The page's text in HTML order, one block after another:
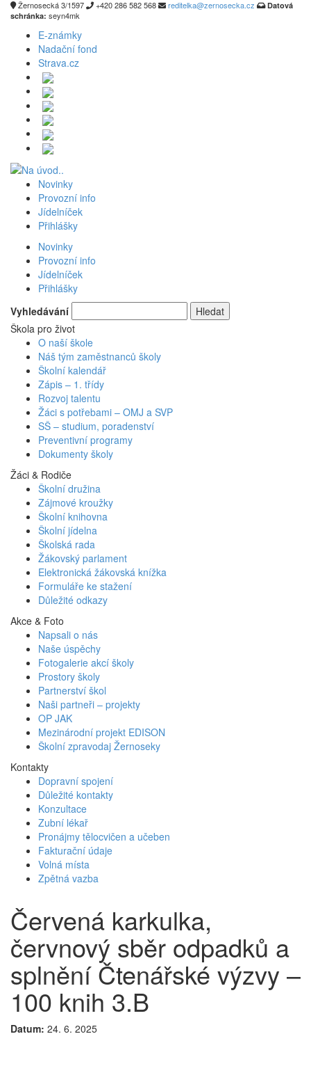
Žernosecká 3/1597 +420 286 582 568 reditelka@zernosecka.cz
Datová
schránka: seyn4mk
E-známky
Nadační fond
Strava.cz
Novinky
Provozní info
Jídelníček
Přihlášky
Novinky
Provozní info
Jídelníček
Přihlášky
Vyhledávání
Škola pro život
O naší škole
Náš tým zaměstnanců školy
Školní kalendář
Zápis – 1. třídy
Rozvoj talentu
Žáci s potřebami – OMJ a SVP
SŠ – studium, poradenství
Preventivní programy
Dokumenty školy
Žáci & Rodiče
Školní družina
Zájmové kroužky
Školní knihovna
Školní jídelna
Školská rada
Žákovský parlament
Elektronická žákovská knížka
Formuláře ke stažení
Důležité odkazy
Akce & Foto
Napsali o nás
Naše úspěchy
Fotogalerie akcí školy
Prostory školy
Partnerství škol
Naši partneři – projekty
OP JAK
Mezinárodní projekt EDISON
Školní zpravodaj Žernoseky
Kontakty
Dopravní spojení
Důležité kontakty
Konzultace
Zubní lékař
Pronájmy tělocvičen a učeben
Fakturační údaje
Volná místa
Zpětná vazba
Červená karkulka,
červnový sběr odpadků a
splnění Čtenářské výzvy –
100 knih 3.B
Datum: 24. 6. 2025